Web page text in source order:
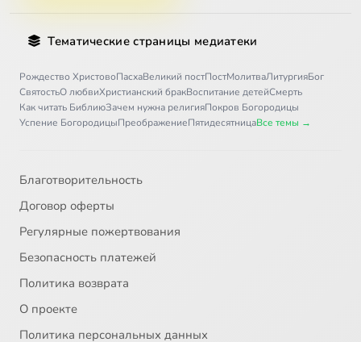
Тематические страницы медиатеки
Рождество ХристовоПасхаВеликий постПостМолитваЛитургияБог
СвятостьО любвиХристианский бракВоспитание детейСмерть
Как читать БиблиюЗачем нужна религияПокров Богородицы
Успение БогородицыПреображениеПятидесятницаВсе темы →
Благотворительность
Договор оферты
Регулярные пожертвования
Безопасность платежей
Политика возврата
О проекте
Политика персональных данных